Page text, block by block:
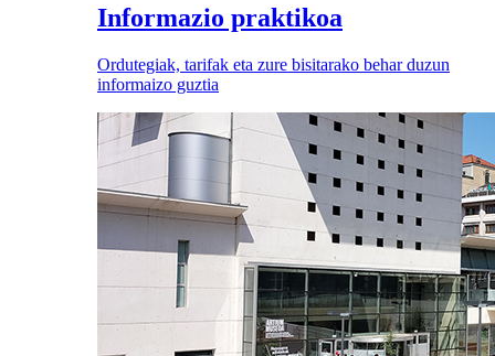
Informazio praktikoa
Ordutegiak, tarifak eta zure bisitarako behar duzun
informaizo guztia